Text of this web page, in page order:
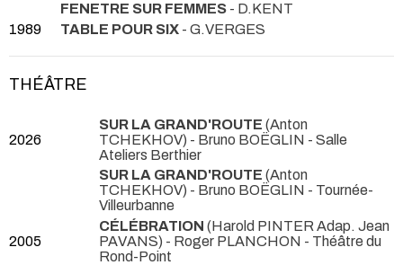
FENETRE SUR FEMMES - D.KENT
1989
TABLE POUR SIX - G.VERGES
THÉÂTRE
2026
SUR LA GRAND'ROUTE (Anton
TCHEKHOV) - Bruno BOËGLIN - Salle
Ateliers Berthier
SUR LA GRAND'ROUTE (Anton
TCHEKHOV) - Bruno BOËGLIN - Tournée-
Villeurbanne
2005
CÉLÉBRATION (Harold PINTER Adap. Jean
PAVANS) - Roger PLANCHON - Théâtre du
Rond-Point